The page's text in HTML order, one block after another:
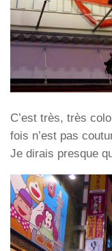
C’est très, très
fois n’est pas
Je dirais presque